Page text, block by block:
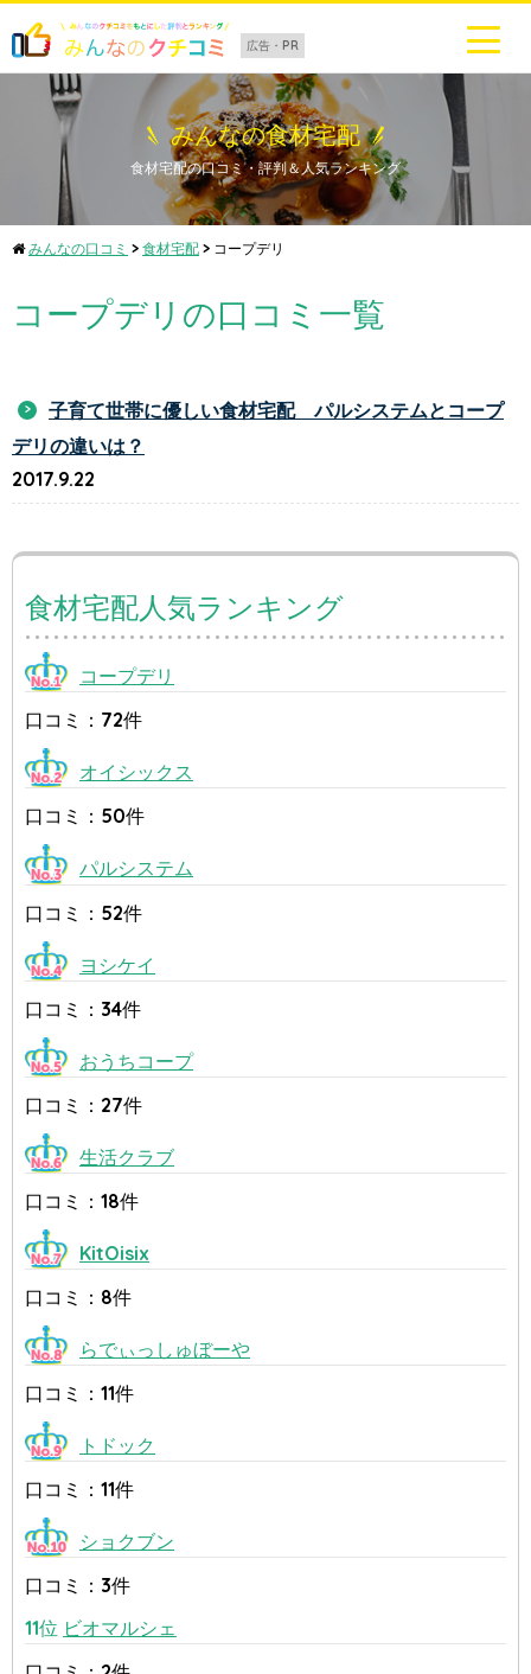
広告・PR
みんなの食材宅配
食材宅配の口コミ・評判＆人気ランキング
みんなの口コミ > 食材宅配 > コープデリ
コープデリの口コミ一覧
子育て世帯に優しい食材宅配 パルシステムとコープ
デリの違いは？
2017.9.22
食材宅配人気ランキング
コープデリ
口コミ：72件
オイシックス
口コミ：50件
パルシステム
口コミ：52件
ヨシケイ
口コミ：34件
おうちコープ
口コミ：27件
生活クラブ
口コミ：18件
KitOisix
口コミ：8件
らでぃっしゅぼーや
口コミ：11件
トドック
口コミ：11件
ショクブン
口コミ：3件
11位 ビオマルシェ